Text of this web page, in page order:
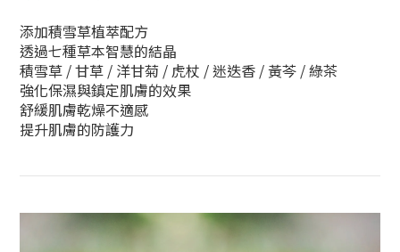
添加積雪草植萃配方
透過七種草本智慧的結晶
積雪草 / 甘草 / 洋甘菊 / 虎杖 / 迷迭香 / 黃芩 / 綠茶
強化保濕與鎮定肌膚的效果
舒緩肌膚乾燥不適感
提升肌膚的防護力